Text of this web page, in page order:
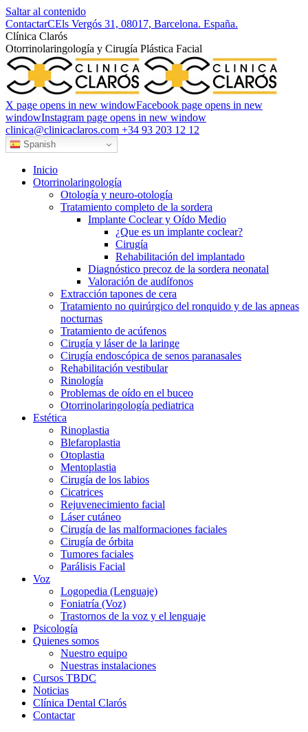
Saltar al contenido
ContactarCEls Vergós 31, 08017, Barcelona. España.
Clí­nica Clarós
Otorrinolaringología y Cirugía Plástica Facial
X page opens in new windowFacebook page opens in new
windowInstagram page opens in new window
clinica@clinicaclaros.com +34 93 203 12 12
Spanish
Inicio
Otorrinolaringología
Otología y neuro-otología
Tratamiento completo de la sordera
Implante Coclear y Oído Medio
¿Que es un implante coclear?
Cirugía
Rehabilitación del implantado
Diagnóstico precoz de la sordera neonatal
Valoración de audífonos
Extracción tapones de cera
Tratamiento no quirúrgico del ronquido y de las apneas
nocturnas
Tratamiento de acúfenos
Cirugía y láser de la laringe
Cirugía endoscópica de senos paranasales
Rehabilitación vestibular
Rinología
Problemas de oído en el buceo
Otorrinolaringología pediatrica
Estética
Rinoplastia
Blefaroplastia
Otoplastia
Mentoplastia
Cirugía de los labios
Cicatrices
Rejuvenecimiento facial
Láser cutáneo
Cirugía de las malformaciones faciales
Cirugía de órbita
Tumores faciales
Parálisis Facial
Voz
Logopedia (Lenguaje)
Foniatría (Voz)
Trastornos de la voz y el lenguaje
Psicología
Quienes somos
Nuestro equipo
Nuestras instalaciones
Cursos TBDC
Noticias
Clínica Dental Clarós
Contactar